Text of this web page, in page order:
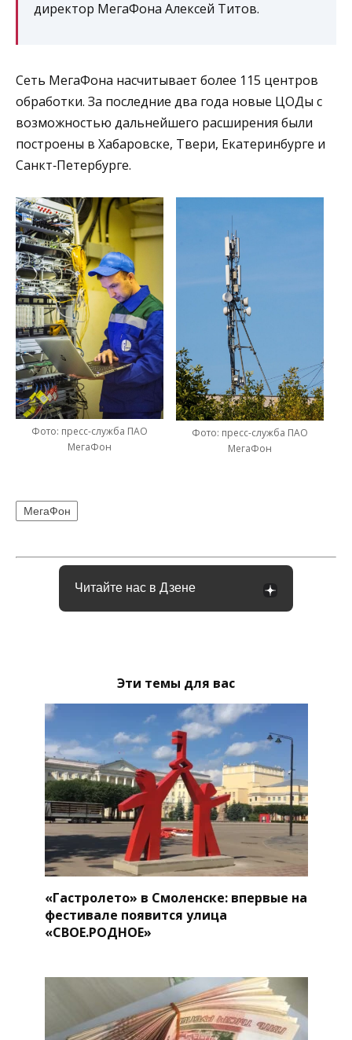
директор МегаФона Алексей Титов.
Сеть МегаФона насчитывает более 115 центров
обработки. За последние два года новые ЦОДы с
возможностью дальнейшего расширения были
построены в Хабаровске, Твери, Екатеринбурге и
Санкт‑Петербурге.
Фото: пресс-служба ПАО
МегаФон
Фото: пресс-служба ПАО
МегаФон
МегаФон
Читайте нас в Дзене
Эти темы для вас
«Гастролето» в Смоленске: впервые на
фестивале появится улица
«СВОЕ.РОДНОЕ»